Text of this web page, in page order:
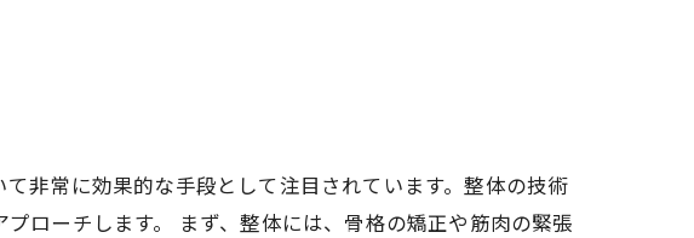
非常に効果的な手段として注目されています。整体の技術
ローチします。 まず、整体には、骨格の矯正や筋肉の緊張